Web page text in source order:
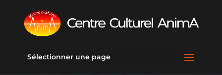
Sélectionner une page